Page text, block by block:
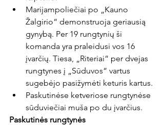
Marijampoliečiai po „Kauno
Žalgirio“ demonstruoja geriausią
gynybą. Per 19 rungtynių ši
komanda yra praleidusi vos 16
įvarčių. Tiesa, „Riteriai“ per dvejas
rungtynes į „Sūduvos“ vartus
sugebėjo pasižymėti keturis kartus.
Paskutinėse ketveriose rungtynėse
sūduviečiai muša po du įvarčius.
Paskutinės rungtynės